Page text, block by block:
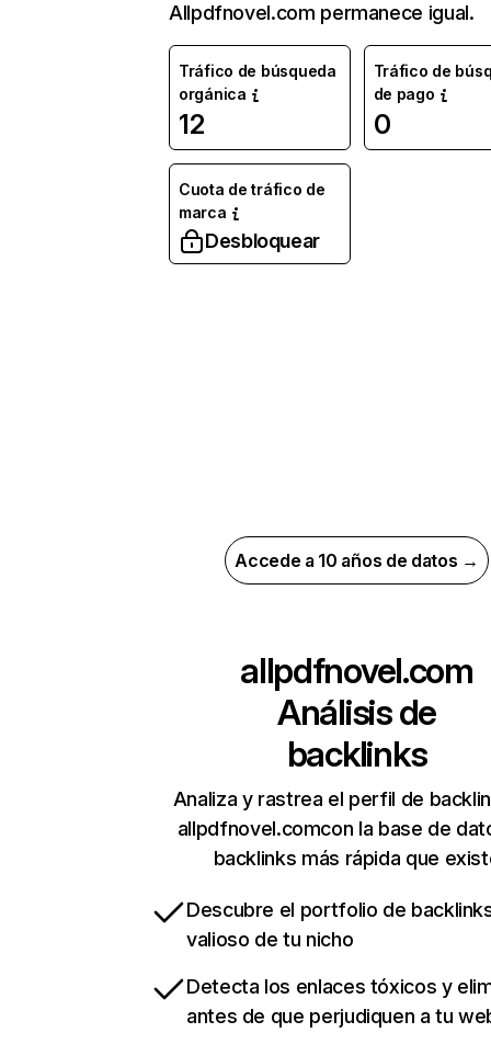
Allpdfnovel.com permanece igual.
Tráfico de búsqueda
orgánica
12
Tráfico de
de pago
0
Cuota de tráfico de
marca
Desbloquear
Accede a 10 años de datos →
allpdfnovel.com
Análisis de
backlinks
Analiza y rastrea el perfil de
allpdfnovel.comcon la base de
backlinks más rápida que
Descubre el portfolio de
valioso de tu nicho
Detecta los enlaces tóxicos y
antes de que perjudiquen a tu